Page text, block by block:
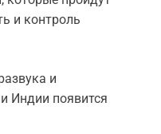
и контроль
и
Индии появится